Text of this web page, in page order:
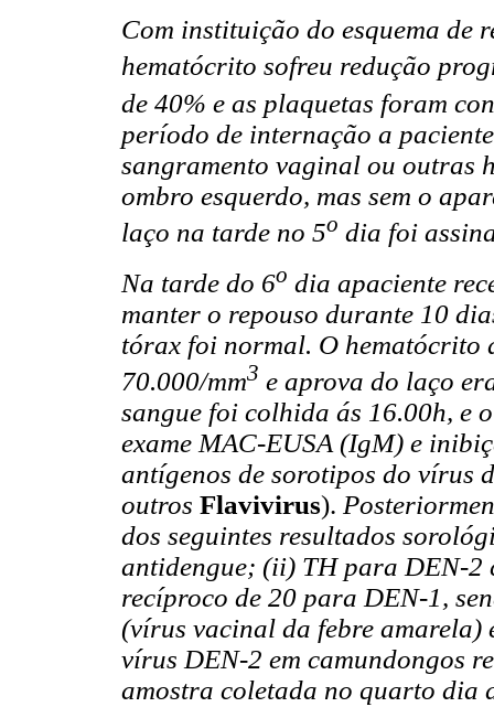
Com instituição do esquema de
hematócrito sofreu redução
de 40% e as plaquetas foram
período de internação a
sangramento vaginal ou outras
ombro esquerdo, mas sem o
laço na tarde no 5o dia foi
Na tarde do 6o dia apaciente
manter o repouso durante 10
tórax foi normal. O hematócrito
70.000/mm3 e aprova do laço
sangue foi colhida ás 16.00h, e
exame MAC-EUSA (IgM) e
antígenos de sorotipos do vírus
outros Flavivirus).
dos seguintes resultados
antidengue; (ii) TH para DEN-2
recíproco de 20 para DEN-1,
(vírus vacinal da febre amarela)
vírus DEN-2 em camundongos
amostra coletada no quarto dia